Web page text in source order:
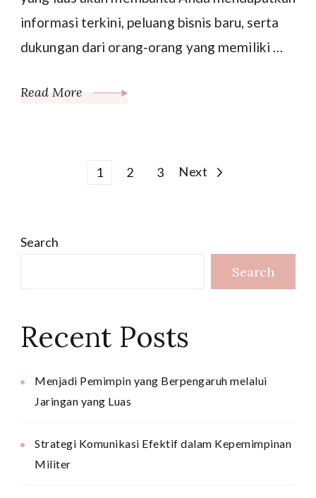
informasi terkini, peluang bisnis baru, serta
dukungan dari orang-orang yang memiliki …
Read More
Posts Page
1 Page
2 Page
3 Next
Search
Search
Recent Posts
Menjadi Pemimpin yang Berpengaruh melalui
Jaringan yang Luas
Strategi Komunikasi Efektif dalam Kepemimpinan
Militer